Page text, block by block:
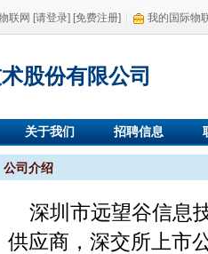
联网 [请登录] [免费注册] 我的国际物
股份有限公司
关于我们 招聘信息
公司介绍
深圳市远望谷信息
供应商，深交所上市